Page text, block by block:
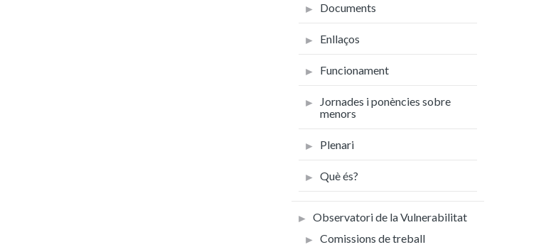
Documents
Enllaços
Funcionament
Jornades i ponències sobre
menors
Plenari
Què és?
Observatori de la Vulnerabilitat
Comissions de treball